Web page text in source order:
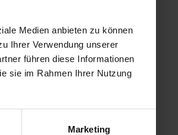
Medien anbieten zu können
Ihrer Verwendung unserer
führen diese Informationen
sie im Rahmen Ihrer Nutzung
Marketing